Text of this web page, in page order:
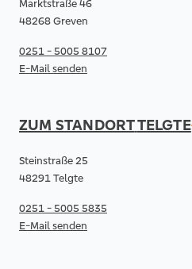
Marktstraße 46
48268 Greven
0251 - 5005 8107
E-Mail senden
ZUM STANDORTTELGTE
Steinstraße 25
48291 Telgte
0251 - 5005 5835
E-Mail senden